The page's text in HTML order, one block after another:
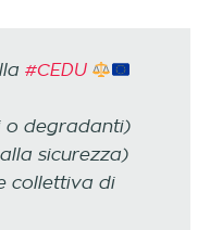
#CEDU
o degradanti)
sicurezza)
collettiva di